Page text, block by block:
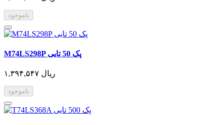
ناموجود
M74LS298P پک 50 تایی
۱,۳۹۴,۵۴۷ ریال
ناموجود